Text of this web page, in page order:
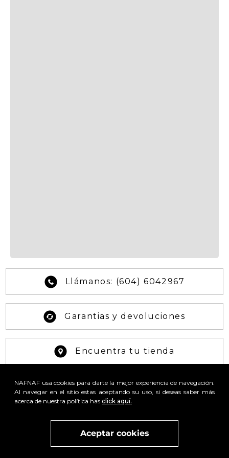
NAFNAF usa cookies para darte la mejor experiencia de navegación.
Al navegar en el sitio estas aceptando su uso, si deseas saber más
acerca de nuestra política has click aquí.
Aceptar cookies
Llámanos: (604) 6042967
Garantias y devoluciones
Encuentra tu tienda
Consultar Estado PQRS
Otras solicitudes